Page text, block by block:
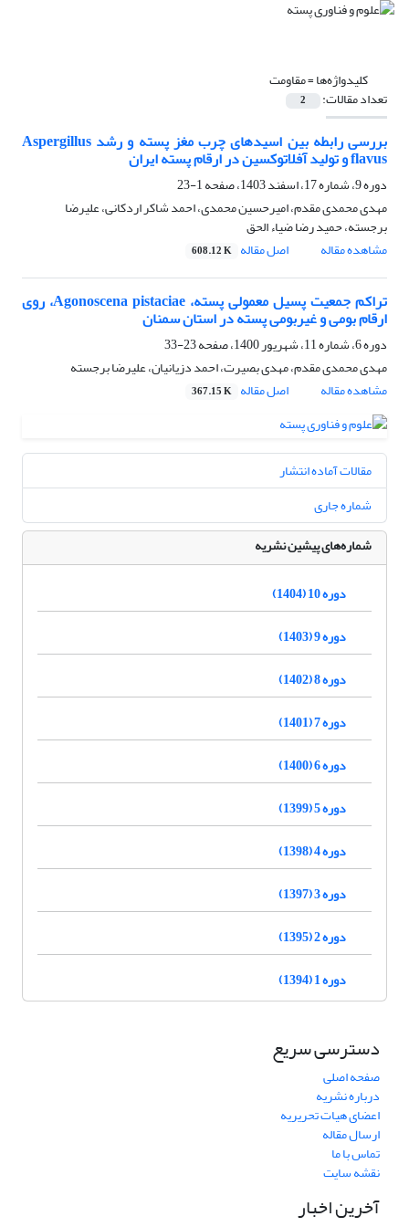
کلیدواژه‌ها =مقاومت
تعداد مقالات: 2
بررسی رابطه بین اسیدهای چرب مغز پسته و رشد Aspergillus
flavus و تولید آفلاتوکسین در ارقام پسته ایران
دوره 9، شماره 17، اسفند 1403، صفحه
1-23
مهدی محمدی مقدم، امیرحسین محمدی، احمد شاکر اردکانی، علیرضا
برجسته، حمید رضا ضیاء الحق
مشاهده مقاله
اصل مقاله 608.12 K
تراکم جمعیت پسیل معمولی پسته، Agonoscena pistaciae، روی
ارقام بومی و غیربومی پسته در استان سمنان
دوره 6، شماره 11، شهریور 1400، صفحه
23-33
مهدی محمدی مقدم، مهدی بصیرت، احمد دزیانیان، علیرضا برجسته
مشاهده مقاله
اصل مقاله 367.15 K
مقالات آماده انتشار
شماره جاری
شماره‌های پیشین نشریه
دوره 10 (1404)
دوره 9 (1403)
دوره 8 (1402)
دوره 7 (1401)
دوره 6 (1400)
دوره 5 (1399)
دوره 4 (1398)
دوره 3 (1397)
دوره 2 (1395)
دوره 1 (1394)
دسترسی سریع
صفحه اصلی
درباره نشریه
اعضای هیات تحریریه
ارسال مقاله
تماس با ما
نقشه سایت
آخرین اخبار